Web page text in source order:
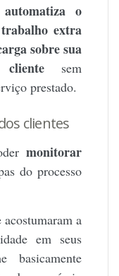
automatiza o
extra
sobre sua
sem
prestado.
clientes
monitorar
do processo
a
em seus
basicamente